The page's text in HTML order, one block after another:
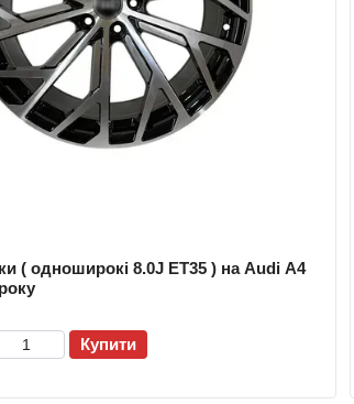
( одноширокі 8.0J ET35 ) на Audi A4
Купити